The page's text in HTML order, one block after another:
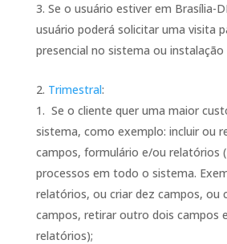
Se o usuário estiver em Brasília-
usuário poderá solicitar uma visita
presencial no sistema ou
Trimestral:
Se o cliente quer uma maior
sistema, como exemplo: incluir ou
campos, formulário e/ou relatórios
processos em todo o sistema.
relatórios, ou criar dez campos, ou
campos, retirar outro dois campos
relatórios);